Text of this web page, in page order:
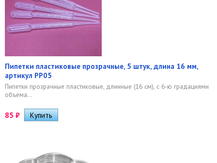
Пипетки пластиковые прозрачные, 5 штук, длина 16 мм,
артикул PP05
Пипетки прозрачные пластиковые, длинные (16 см), с 6-ю градациями
объема...
85 ₽